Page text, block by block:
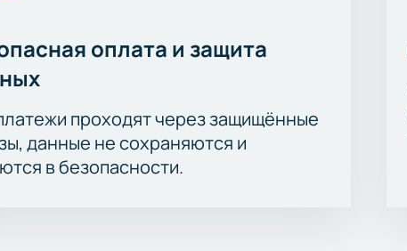
оплата и защита
проходят через защищённые
данные не сохраняются и
в безопасности.